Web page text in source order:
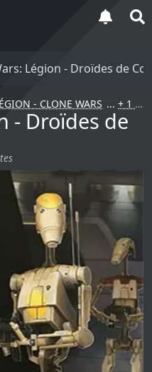
Légion - Droïdes de
- CLONE WARS + 1 DE PLUS
- Droïdes de